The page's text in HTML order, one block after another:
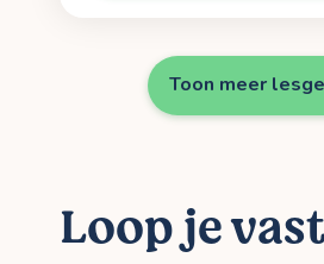
Toon meer
Loop je